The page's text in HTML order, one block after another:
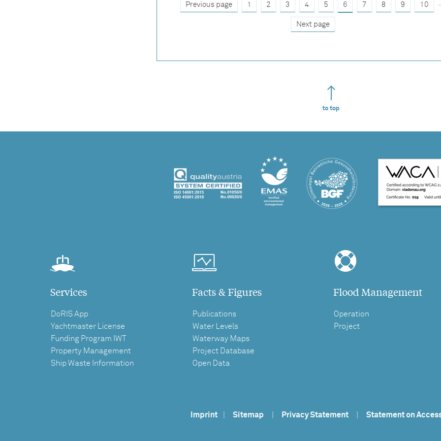
Previous page 1 2 3 4 5 6 7 8 9 10
Next page
to top
Services
DoRIS App
Yachtmaster License
Funding Program IWT
Property Management
Ship Waste Information
Facts & Figures
Publications
Water Levels
Waterway Maps
Project Database
Open Data
Flood Management
Operation
Project
Imprint Sitemap Privacy Statement Statement on